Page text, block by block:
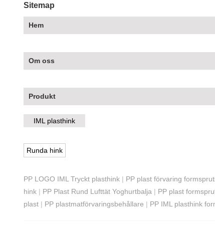
Sitemap
Hem
Om oss
Produkt
IML plasthink
Runda hink
PP LOGO IML Tryckt plasthink | PP plast förvaring
hink | PP Plast Rund Lufttät Yoghurtbalja | PP plast
plast | PP plastmatförvaringsbehållare | PP IML plasthink